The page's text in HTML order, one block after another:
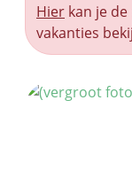
Hier kan je
vakanties